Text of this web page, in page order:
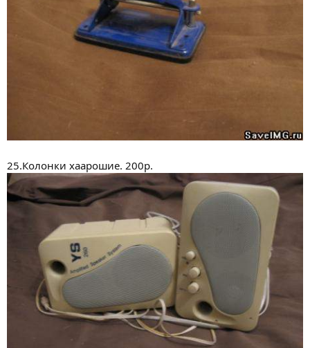
25.Колонки хаарошие. 200р.